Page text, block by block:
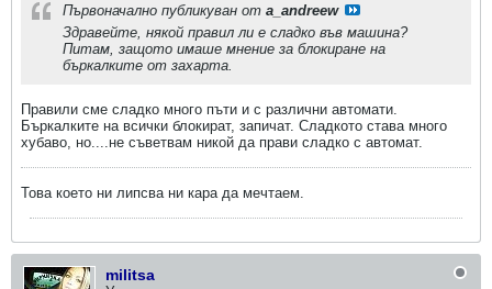
Първоначално публикуван от a_andreew
Здравейте, някой правил ли е сладко във машина?
Питам, защото имаше мнение за блокиране на
бъркалките от захарта.
Правили сме сладко много пъти и с различни автомати.
Бъркалките на всички блокират, запичат. Сладкото става много
хубаво, но....не съветвам никой да прави сладко с автомат.
Това което ни липсва ни кара да мечтаем.
militsa